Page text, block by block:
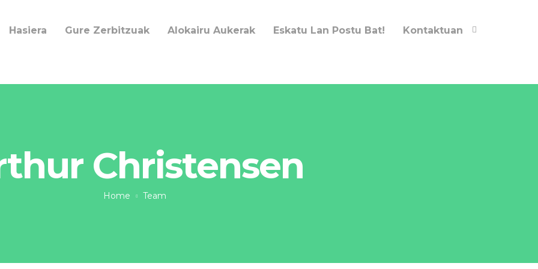
Hasiera Gure Zerbitzuak Alokairu Aukerak Eskatu Lan Postu Bat! Kontaktuan
Home Team
Christensen